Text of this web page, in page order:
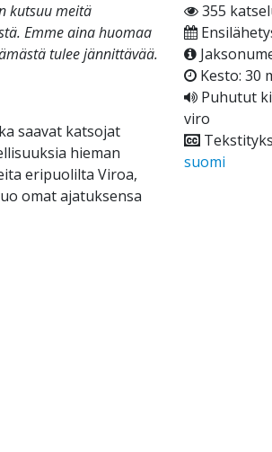
kutsuu meitä
Emme aina huomaa
tulee jännittävää.
saavat katsojat
hieman
eripuolilta Viroa,
omat ajatuksensa
355
Kesto: 30
Puhutut
viro
suomi